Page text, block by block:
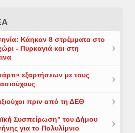
Κάηκαν 8 στρέμματα στο
- Πυρκαγιά και στη
εξαρτήσεων με τους
πριν από τη ΔΕΘ
Συσπείρωση” του Δήμου
για το Πολυλίμνιο